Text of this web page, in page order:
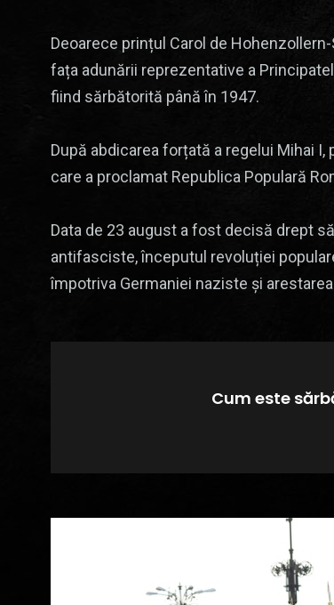
Deoarece prințul Carol de
fața adunării reprezentative a
fiind sărbătorită până în 1947.
După abdicarea forțată a regelui Mihai
care a proclamat Republica Populară
Data de 23 august a fost decisă drept
antifasciste, începutul revoluției
împotriva Germaniei naziste și
Cum este